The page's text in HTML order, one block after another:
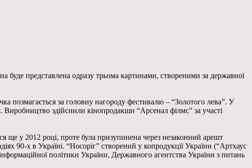
буде представлена одразу трьома картинами, створеними за державної
позмагається за головну нагороду фестивалю – “Золотого лева”. У
Виробництво здійснили кінопродакшн “Арсенал філмс” за участі
ще у 2012 році, проте була призупинена через незаконний арешт
90-х в Україні. “Носоріг” створений у копродукції України (“Артхаус
політики України, Державного агентства України з питань